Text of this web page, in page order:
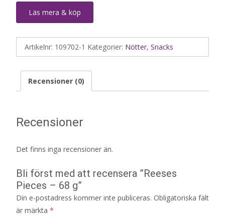
Läs mera & köp
Artikelnr: 109702-1 Kategorier: Nötter, Snacks
Recensioner (0)
Recensioner
Det finns inga recensioner än.
Bli först med att recensera ”Reeses
Pieces – 68 g”
Din e-postadress kommer inte publiceras. Obligatoriska fält
är märkta *